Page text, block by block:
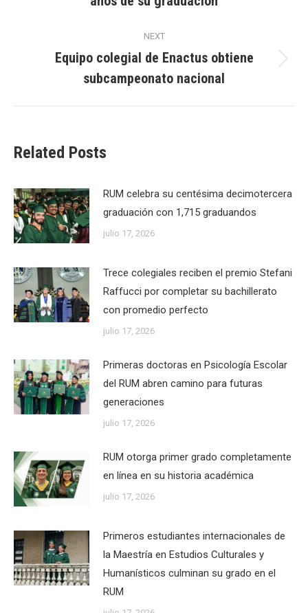
post:
NEXT
Next
post:
Equipo colegial de Enactus obtiene
subcampeonato nacional
Related Posts
RUM celebra su centésima decimotercera
graduación con 1,715 graduandos
julio 17, 2026
Trece colegiales reciben el premio Stefani
Raffucci por completar su bachillerato
con promedio perfecto
julio 17, 2026
Primeras doctoras en Psicología Escolar
del RUM abren camino para futuras
generaciones
julio 17, 2026
RUM otorga primer grado completamente
en línea en su historia académica
julio 17, 2026
Primeros estudiantes internacionales de
la Maestría en Estudios Culturales y
Humanísticos culminan su grado en el
RUM